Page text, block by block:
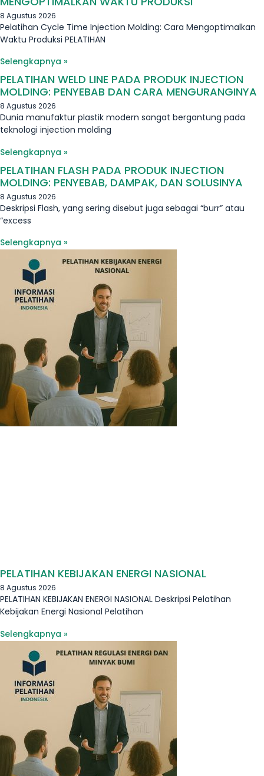
8 Agustus 2026
Pelatihan Cycle Time Injection Molding: Cara Mengoptimalkan
Waktu Produksi PELATIHAN
Selengkapnya »
PELATIHAN WELD LINE PADA PRODUK INJECTION
MOLDING: PENYEBAB DAN CARA MENGURANGINYA
8 Agustus 2026
Dunia manufaktur plastik modern sangat bergantung pada
teknologi injection molding
Selengkapnya »
PELATIHAN FLASH PADA PRODUK INJECTION
MOLDING: PENYEBAB, DAMPAK, DAN SOLUSINYA
8 Agustus 2026
Deskripsi Flash, yang sering disebut juga sebagai “burr” atau
“excess
Selengkapnya »
PELATIHAN KEBIJAKAN ENERGI NASIONAL
8 Agustus 2026
PELATIHAN KEBIJAKAN ENERGI NASIONAL Deskripsi Pelatihan
Kebijakan Energi Nasional Pelatihan
Selengkapnya »